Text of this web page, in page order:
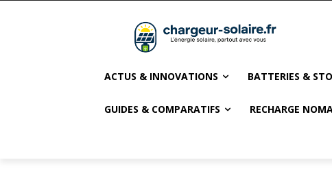
ACTUS & INNOVATIONS BATTERIES &
GUIDES & COMPARATIFS RECHARGE